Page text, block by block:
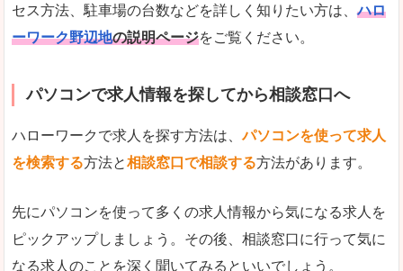
セス方法、駐車場の台数などを詳しく知りたい方は、ハロ
ーワーク野辺地の説明ページをご覧ください。
パソコンで求人情報を探してから相談窓口へ
ハローワークで求人を探す方法は、パソコンを使って求人
を検索する方法と相談窓口で相談する方法があります。
先にパソコンを使って多くの求人情報から気になる求人を
ピックアップしましょう。その後、相談窓口に行って気に
なる求人のことを深く聞いてみるといいでしょう。